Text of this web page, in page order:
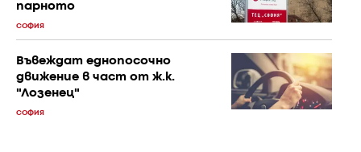
парното
СОФИЯ
Въвеждат еднопосочно
движение в част от ж.к.
"Лозенец"
СОФИЯ